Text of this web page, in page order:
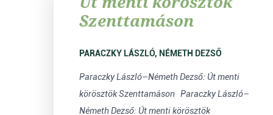
Szenttamáson
PARACZKY LÁSZLÓ, NÉMETH DEZSŐ
Paraczky László–Németh Dezső: Út menti
körösztök Szenttamáson Paraczky László–
Németh Dezső: Út menti körösztök